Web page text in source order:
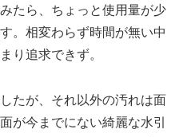
たら、ちょっと使用量が少
。相変わらず時間が無い中
り追求できず。
たが、それ以外の汚れは面
が今までにない綺麗な水引